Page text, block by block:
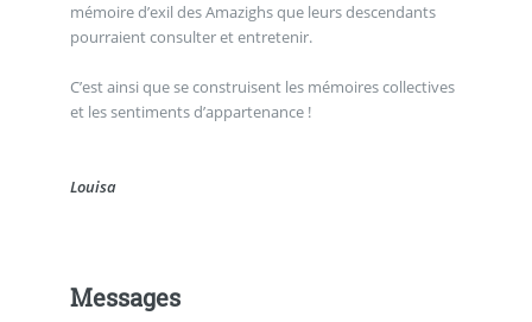
mémoire d’exil des Amazighs que leurs descendants
pourraient consulter et entretenir.
C’est ainsi que se construisent les mémoires collectives
et les sentiments d’appartenance !
Louisa
Messages